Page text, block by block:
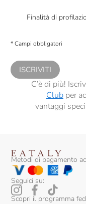
Finalità di
comunicazioni
* Campi obbligatori
ISCRIVITI
C’è di più!
Clubper
vantaggi
Metodi di pagamento
Seguici su:
Scopri il programma